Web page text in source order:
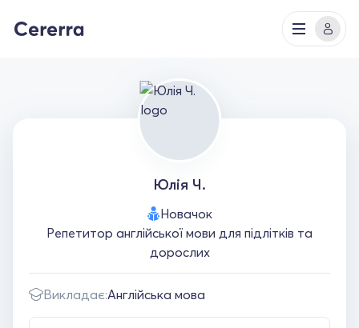
Юлія Ч.
Новачок
Репетитор англійської мови для підлітків та
дорослих
Викладає:Англійська мова